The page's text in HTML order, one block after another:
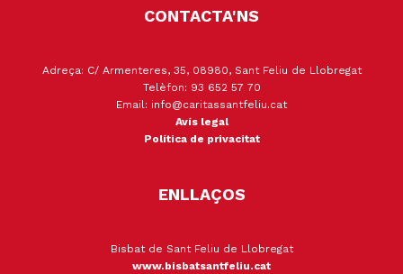
CONTACTA'NS
Adreça: C/ Armenteres, 35, 08980, Sant Feliu de Llobregat
Telèfon: 93 652 57 70
Email: info@caritassantfeliu.cat
Avís legal
Política de privacitat
ENLLAÇOS
Bisbat de Sant Feliu de Llobregat
www.bisbatsantfeliu.cat